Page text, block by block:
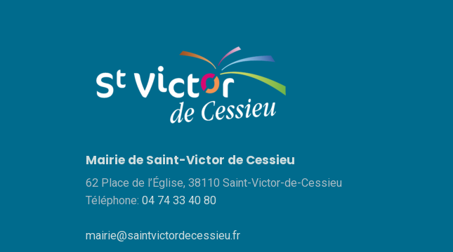
Mairie de Saint-Victor de Cessieu
62 Place de l’Église, 38110 Saint-Victor-de-Cessieu
Téléphone: 04 74 33 40 80
mairie@saintvictordecessieu.fr